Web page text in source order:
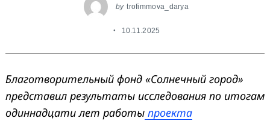
by trofimmova_darya
10.11.2025
Благотворительный фонд «Солнечный город»
представил результаты исследования по итогам
одиннадцати лет работы проекта